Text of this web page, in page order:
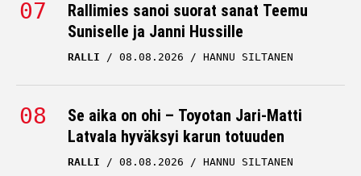
Rallimies sanoi suorat sanat Teemu
Suniselle ja Janni Hussille
RALLI 08.08.2026 HANNU SILTANEN
Se aika on ohi – Toyotan Jari-Matti
Latvala hyväksyi karun totuuden
RALLI 08.08.2026 HANNU SILTANEN